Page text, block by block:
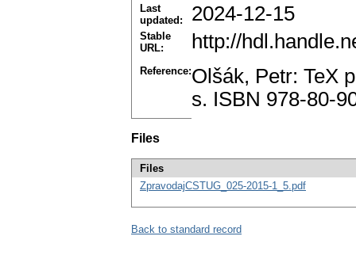
Last
updated:
2024-12-15
Stable
URL:
http://
Reference:Olšák, Petr: TeX
s. ISBN 978-80-
Files
Files
ZpravodajCSTUG_025-2015-1_5.pdf
Back to standard record